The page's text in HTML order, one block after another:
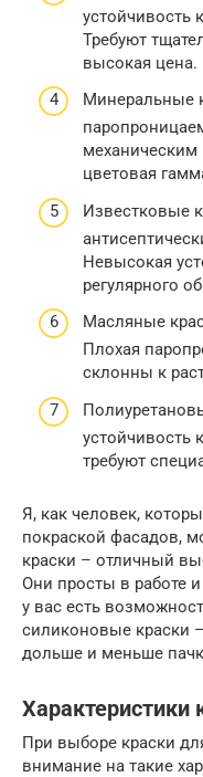
устойчивость
Требуют
высокая цена.
Минеральные
механическим
цветовая
Известковые
Невысокая
регулярного
Масляные
Плохая
склонны к
устойчивость
требуют
Я, как человек,
покраской фасадов,
краски – отличный
Они просты в работе
у вас есть
силиконовые краски
дольше и меньше
Характеристики
При выборе краски
внимание на такие